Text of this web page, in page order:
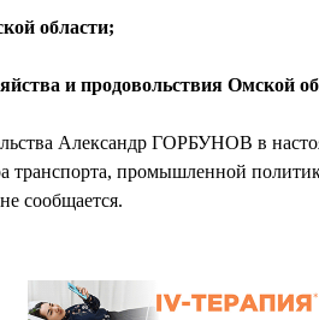
области;
и продовольствия Омской
Александр ГОРБУНОВ в
транспорта, промышленной
сообщается.